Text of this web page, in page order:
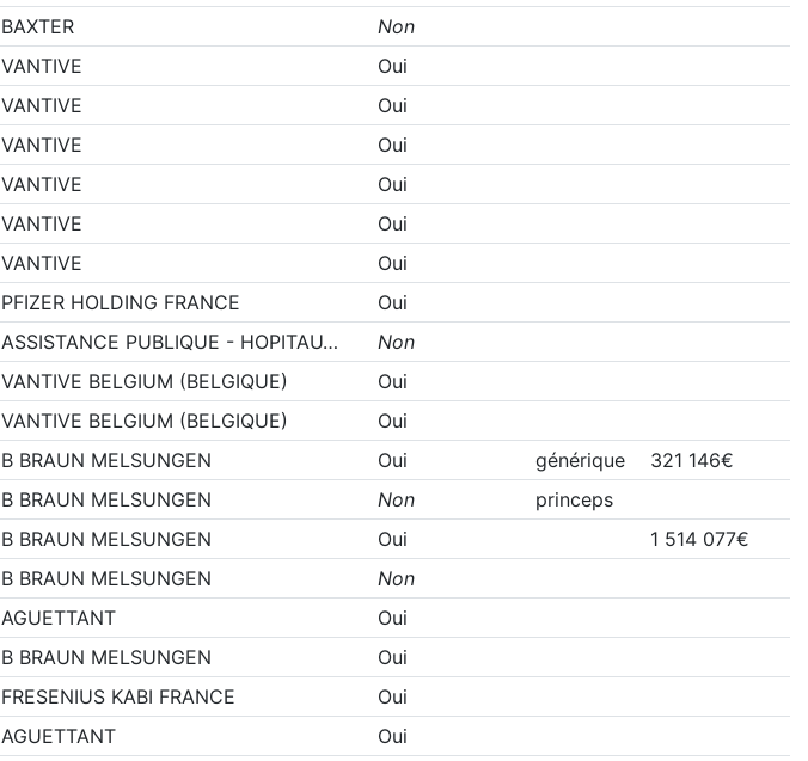
BAXTER
Non
VANTIVE
Oui
VANTIVE
Oui
VANTIVE
Oui
VANTIVE
Oui
VANTIVE
Oui
VANTIVE
Oui
PFIZER HOLDING FRANCE
Oui
ASSISTANCE PUBLIQUE - HOPITAU…
Non
VANTIVE BELGIUM (BELGIQUE)
Oui
VANTIVE BELGIUM (BELGIQUE)
Oui
B BRAUN MELSUNGEN Oui générique
321 146€
B BRAUN MELSUNGEN Non
princeps
B BRAUN MELSUNGEN Oui
1 514 077€
B BRAUN MELSUNGEN
Non
AGUETTANT
Oui
B BRAUN MELSUNGEN
Oui
FRESENIUS KABI FRANCE
Oui
AGUETTANT
Oui